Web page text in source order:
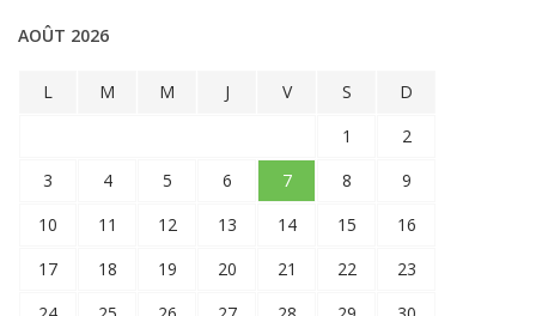
AOÛT 2026
L M M J V S
D
1
2
3
4 5 6 7 8
9
10
11 12 13 14 15
16
17
18 19 20 21 22
23